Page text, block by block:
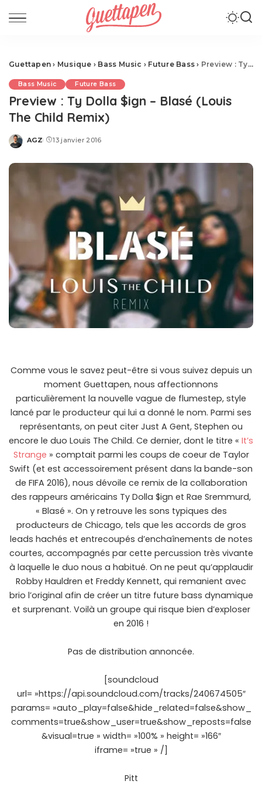
Guettapen › Musique › Bass Music › Future Bass › Preview : Ty Dolla $ign – Blasé (Louis The Child Remix)
Bass Music Future Bass
Preview : Ty Dolla $ign – Blasé (Louis
The Child Remix)
Posted
AGZ 13 janvier 2016
Comme vous le savez peut-être si vous suivez depuis un
moment Guettapen, nous affectionnons
particulièrement la nouvelle vague de flumestep, style
lancé par le producteur qui lui a donné le nom. Parmi ses
représentants, on peut citer Just A Gent, Stephen ou
encore le duo Louis The Child. Ce dernier, dont le titre « It’s
Strange » comptait parmi les coups de coeur de Taylor
Swift (et est accessoirement présent dans la bande-son
de FIFA 2016), nous dévoile ce remix de la collaboration
des rappeurs américains Ty Dolla $ign et Rae Sremmurd,
« Blasé ». On y retrouve les sons typiques des
producteurs de Chicago, tels que les accords de gros
leads hachés et entrecoupés d’enchaînements de notes
courtes, accompagnés par cette percussion très vivante
à laquelle le duo nous a habitué. On ne peut qu’applaudir
Robby Hauldren et Freddy Kennett, qui remanient avec
brio l’original afin de créer un titre future bass dynamique
et surprenant. Voilà un groupe qui risque bien d’exploser
en 2016 !
Pas de distribution annoncée.
[soundcloud
url= »https://api.soundcloud.com/tracks/240674505″
params= »auto_play=false&hide_related=false&show_
comments=true&show_user=true&show_reposts=false
&visual=true » width= »100% » height= »166″
iframe= »true » /]
Pitt